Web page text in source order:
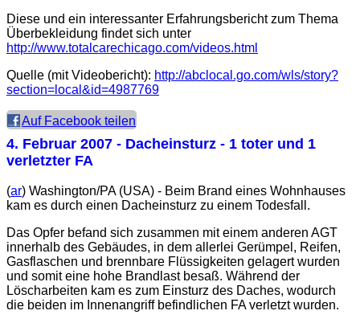
Diese und ein interessanter Erfahrungsbericht zum Thema
Überbekleidung findet sich unter
http://www.totalcarechicago.com/videos.html
Quelle (mit Videobericht): http://abclocal.go.com/wls/story?
section=local&id=4987769
Auf Facebook teilen
4. Februar 2007 - Dacheinsturz - 1 toter und 1
verletzter FA
(ar) Washington/PA (USA) - Beim Brand eines Wohnhauses
kam es durch einen Dacheinsturz zu einem Todesfall.
Das Opfer befand sich zusammen mit einem anderen AGT
innerhalb des Gebäudes, in dem allerlei Gerümpel, Reifen,
Gasflaschen und brennbare Flüssigkeiten gelagert wurden
und somit eine hohe Brandlast besaß. Während der
Löscharbeiten kam es zum Einsturz des Daches, wodurch
die beiden im Innenangriff befindlichen FA verletzt wurden.